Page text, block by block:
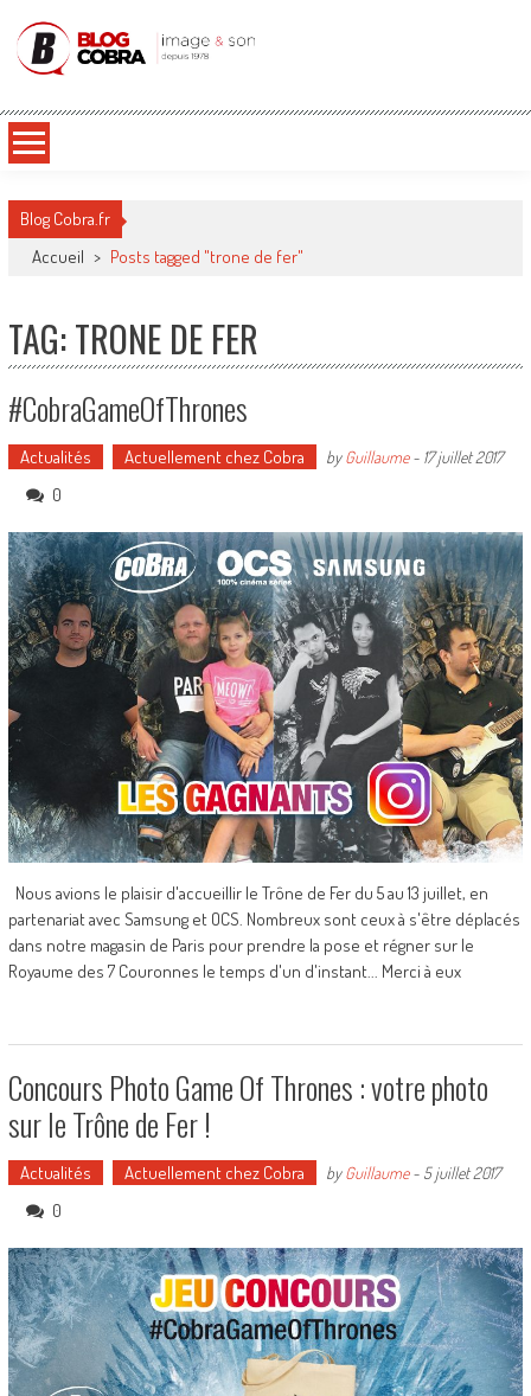
Blog Cobra
Blog Cobra.fr
Accueil > Posts tagged "trone de fer"
TAG: TRONE DE FER
#CobraGameOfThrones
Actualités Actuellement chez Cobra byGuillaume- 17 juillet 2017
0
Nous avions le plaisir d'accueillir le Trône de Fer du 5 au 13 juillet, en
partenariat avec Samsung et OCS. Nombreux sont ceux à s'être déplacés
dans notre magasin de Paris pour prendre la pose et régner sur le
Royaume des 7 Couronnes le temps d'un d'instant... Merci à eux
Concours Photo Game Of Thrones : votre photo
sur le Trône de Fer !
Actualités Actuellement chez Cobra byGuillaume- 5 juillet 2017
0